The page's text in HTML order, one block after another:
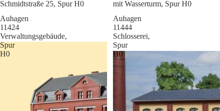
Schmidtstraße 25, Spur H0
mit Wasserturm, Spur H0
Auhagen
11424
Verwaltungsgebäude,
Spur
H0
Auhagen
11444
Schlosserei,
Spur
H0